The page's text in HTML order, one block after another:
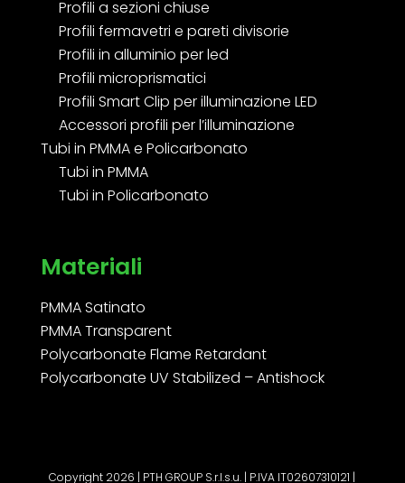
Profili a sezioni chiuse
Profili fermavetri e pareti divisorie
Profili in alluminio per led
Profili microprismatici
Profili Smart Clip per illuminazione LED
Accessori profili per l’illuminazione
Tubi in PMMA e Policarbonato
Tubi in PMMA
Tubi in Policarbonato
Materiali
PMMA Satinato
PMMA Transparent
Polycarbonate Flame Retardant
Polycarbonate UV Stabilized – Antishock
Copyright 2026 | PTH GROUP S.r.l.s.u. | P.IVA IT02607310121 |